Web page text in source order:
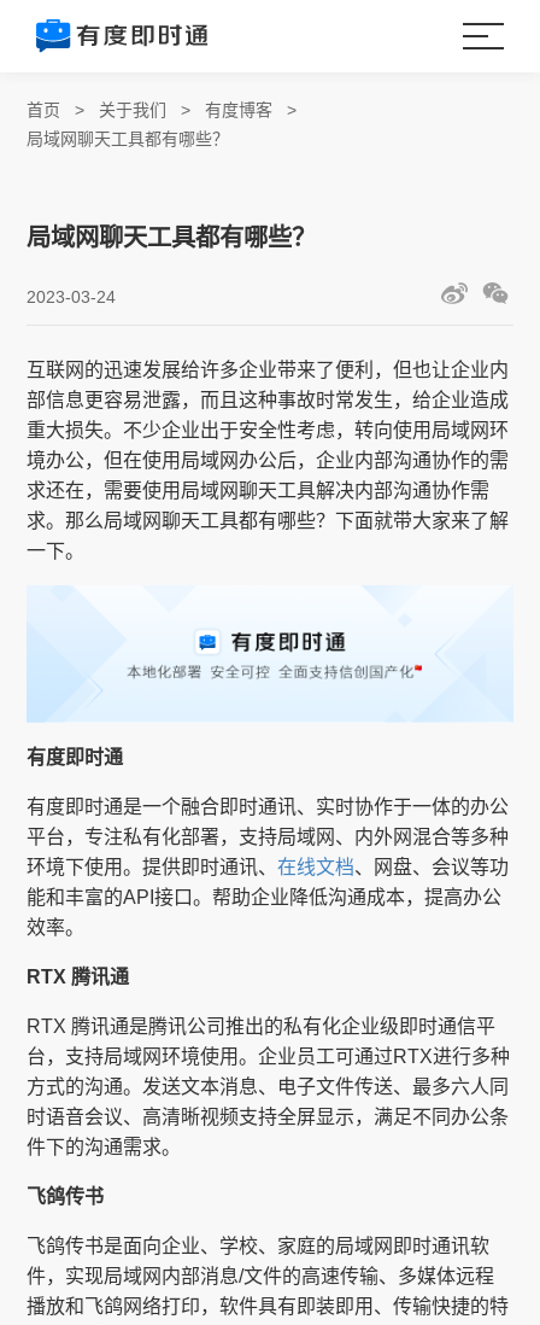
首页 > 关于我们 >有度博客 >
局域网聊天工具都有哪些？
局域网聊天工具都有哪些？
2023-03-24
互联网的迅速发展给许多企业带来了便利，但也让企业内
部信息更容易泄露，而且这种事故时常发生，给企业造成
重大损失。不少企业出于安全性考虑，转向使用局域网环
境办公，但在使用局域网办公后，企业内部沟通协作的需
求还在，需要使用局域网聊天工具解决内部沟通协作需
求。那么局域网聊天工具都有哪些？下面就带大家来了解
一下。
有度即时通
有度即时通是一个融合即时通讯、实时协作于一体的办公
平台，专注私有化部署，支持局域网、内外网混合等多种
环境下使用。提供即时通讯、在线文档、网盘、会议等功
能和丰富的API接口。帮助企业降低沟通成本，提高办公
效率。
RTX 腾讯通
RTX 腾讯通是腾讯公司推出的私有化企业级即时通信平
台，支持局域网环境使用。企业员工可通过RTX进行多种
方式的沟通。发送文本消息、电子文件传送、最多六人同
时语音会议、高清晰视频支持全屏显示，满足不同办公条
件下的沟通需求。
飞鸽传书
飞鸽传书是面向企业、学校、家庭的局域网即时通讯软
件，实现局域网内部消息/文件的高速传输、多媒体远程
播放和飞鸽网络打印，软件具有即装即用、传输快捷的特